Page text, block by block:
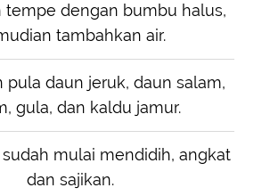
tempe dengan bumbu halus,
tambahkan air.
pula daun jeruk, daun salam,
gula, dan kaldu jamur.
mulai mendidih, angkat
dan sajikan.